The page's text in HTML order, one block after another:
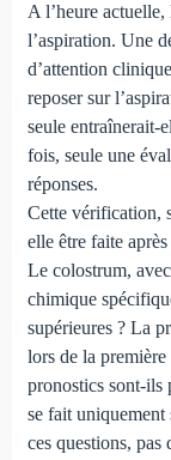
A l’heure
l’aspiration. Une
d’attention
reposer sur
seule entraînerait-
fois, seule une
réponses.
Cette vérification,
elle être faite
Le colostrum,
chimique
supérieures ? La
lors de la
pronostics sont-ils
se fait uniquement
ces questions, pas